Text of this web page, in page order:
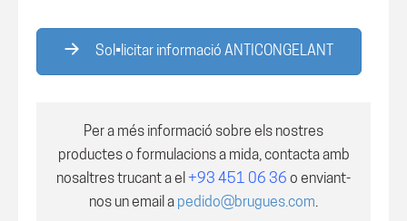
Sol•licitar informació ANTICONGELANT
Per a més informació sobre els nostres
productes o formulacions a mida, contacta amb
nosaltres trucant a el +93 451 06 36 o enviant-
nos un email a pedido@brugues.com.